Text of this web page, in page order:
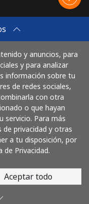
y anuncios, para
y para analizar
información sobre tu
de redes sociales,
con otra
o que hayan
servicio. Para más
privacidad y otras
a tu disposición, por
Privacidad.
Aceptar todo